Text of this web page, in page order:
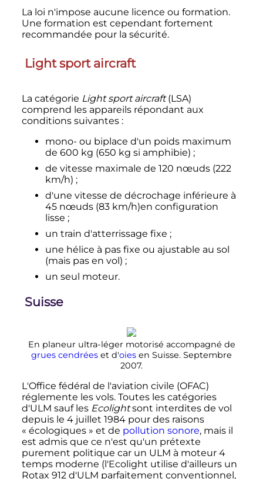
La loi n'impose aucune licence ou formation.
Une formation est cependant fortement
recommandée pour la sécurité.
Light sport aircraft
La catégorie Light sport aircraft(LSA)
comprend les appareils répondant aux
conditions suivantes :
mono- ou biplace d'un poids maximum
de 600 kg (650 kg si amphibie) ;
de vitesse maximale de 120 nœuds(222
km/h) ;
d'une vitesse de décrochage inférieure à
45 nœuds(83 km/h)en configuration
lisse ;
un train d'atterrissage fixe ;
une hélice à pas fixe ou ajustable au sol
(mais pas en vol) ;
un seul moteur.
Suisse
En planeur ultra-léger motorisé accompagné de
grues cendrées et d'oies en Suisse. Septembre
2007.
L'Office fédéral de l'aviation civile (OFAC)
réglemente les vols. Toutes les catégories
d'ULM sauf les Ecolightsont interdites de vol
depuis le 4 juillet 1984pour des raisons
« écologiques » et de pollution sonore, mais il
est admis que ce n'est qu'un prétexte
purement politique car un ULM à moteur 4
tempsmoderne (l'Ecolight utilise d'ailleurs un
Rotax 912 d'ULM parfaitement conventionnel,